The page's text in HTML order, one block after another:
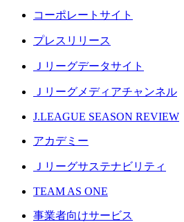
コーポレートサイト
プレスリリース
Ｊリーグデータサイト
Ｊリーグメディアチャンネル
J.LEAGUE SEASON REVIEW
アカデミー
Ｊリーグサステナビリティ
TEAM AS ONE
事業者向けサービス